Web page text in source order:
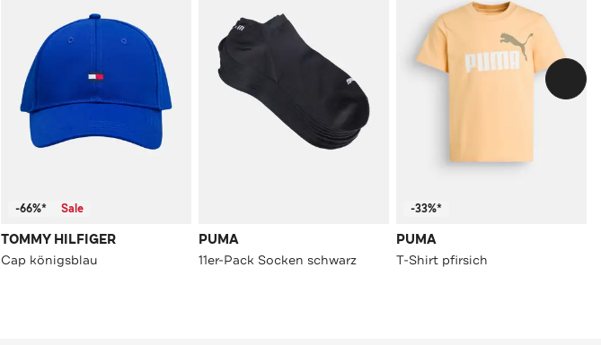
-66%* Sale
TOMMY HILFIGER
Cap königsblau
PUMA
11er-Pack Socken schwarz
-33%*
PUMA
T-Shirt pfirsich